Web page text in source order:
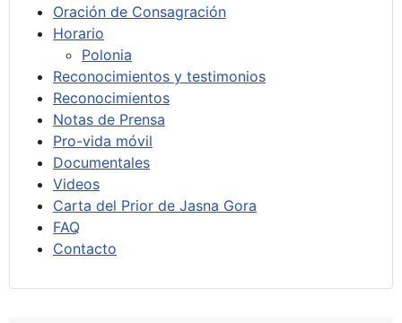
Oración de Consagración
Horario
Polonia
Reconocimientos y testimonios
Reconocimientos
Notas de Prensa
Pro-vida móvil
Documentales
Videos
Carta del Prior de Jasna Gora
FAQ
Contacto